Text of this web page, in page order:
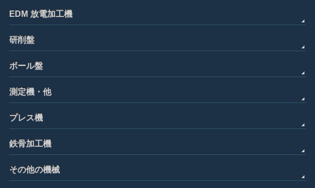
EDM 放電加工機
研削盤
ボール盤
測定機・他
プレス機
鉄骨加工機
その他の機械